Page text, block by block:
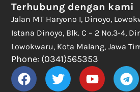
Terhubung dengan kami
Jalan MT Haryono I, Dinoyo,
Istana Dinoyo, Blk. C – 2 No.3-4,
Lowokwaru, Kota Malang, Jawa
Phone: (0341)565353